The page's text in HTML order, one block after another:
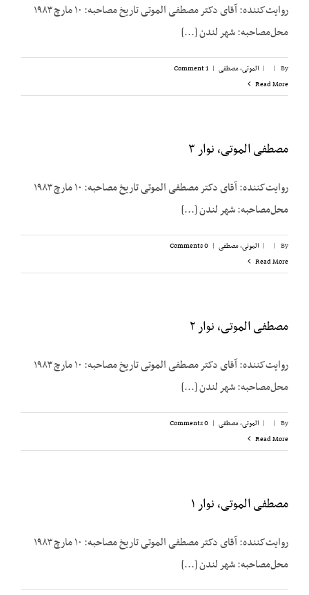
روایت‌کننده: آقای دکتر مصطفی الموتی تاریخ مصاحبه: ۱۰ مارچ ۱۹۸۳
محل‌مصاحبه: شهر لندن [...]
By
|
| الموتی، مصطفی |
1 Comment
Read More
مصطفی الموتی، نوار ۳
روایت‌کننده: آقای دکتر مصطفی الموتی تاریخ مصاحبه: ۱۰ مارچ ۱۹۸۳
محل‌مصاحبه: شهر لندن [...]
By
|
| الموتی، مصطفی |
0 Comments
Read More
مصطفی الموتی، نوار ۲
روایت‌کننده: آقای دکتر مصطفی الموتی تاریخ مصاحبه: ۱۰ مارچ ۱۹۸۳
محل‌مصاحبه: شهر لندن [...]
By
|
| الموتی، مصطفی |
0 Comments
Read More
مصطفی الموتی، نوار ۱
روایت‌کننده: آقای دکتر مصطفی الموتی تاریخ مصاحبه: ۱۰ مارچ ۱۹۸۳
محل‌مصاحبه: شهر لندن [...]